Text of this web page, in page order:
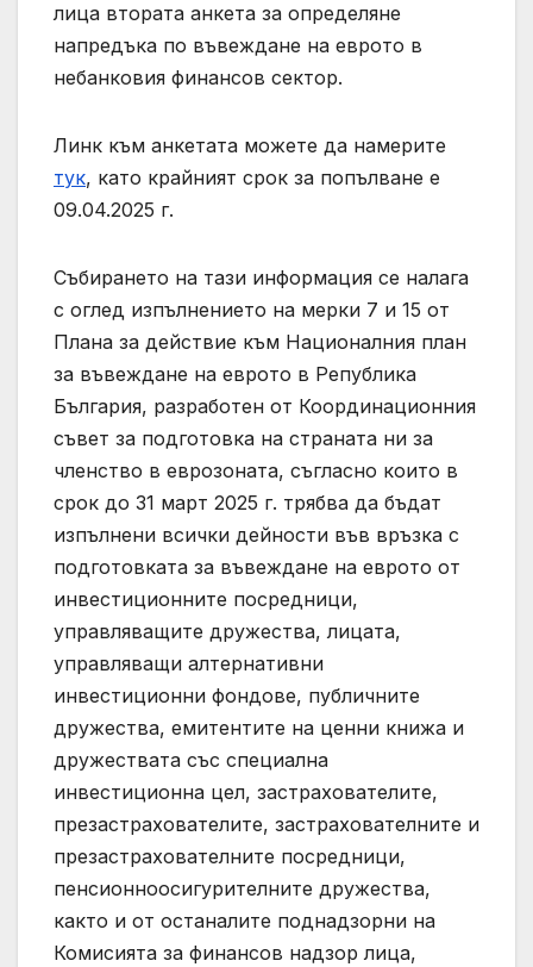
лица втората анкета за определяне
напредъка по въвеждане на еврото в
небанковия финансов сектор.
Линк към анкетата можете да намерите
тук, като крайният срок за попълване е
09.04.2025 г.
Събирането на тази информация се налага
с оглед изпълнението на мерки 7 и 15 от
Плана за действие към Националния план
за въвеждане на еврото в Република
България, разработен от Координационния
съвет за подготовка на страната ни за
членство в еврозоната, съгласно които в
срок до 31 март 2025 г. трябва да бъдат
изпълнени всички дейности във връзка с
подготовката за въвеждане на еврото от
инвестиционните посредници,
управляващите дружества, лицата,
управляващи алтернативни
инвестиционни фондове, публичните
дружества, емитентите на ценни книжа и
дружествата със специална
инвестиционна цел, застрахователите,
презастрахователите, застрахователните и
презастрахователните посредници,
пенсионноосигурителните дружества,
както и от останалите поднадзорни на
Комисията за финансов надзор лица,